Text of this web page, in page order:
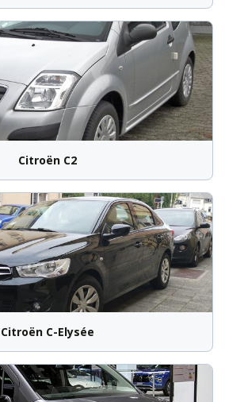
Citroën C2
Citroën C-Elysée